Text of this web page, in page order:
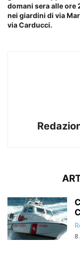
domani sera alle ore
nei giardini di via
via Carducci.
8